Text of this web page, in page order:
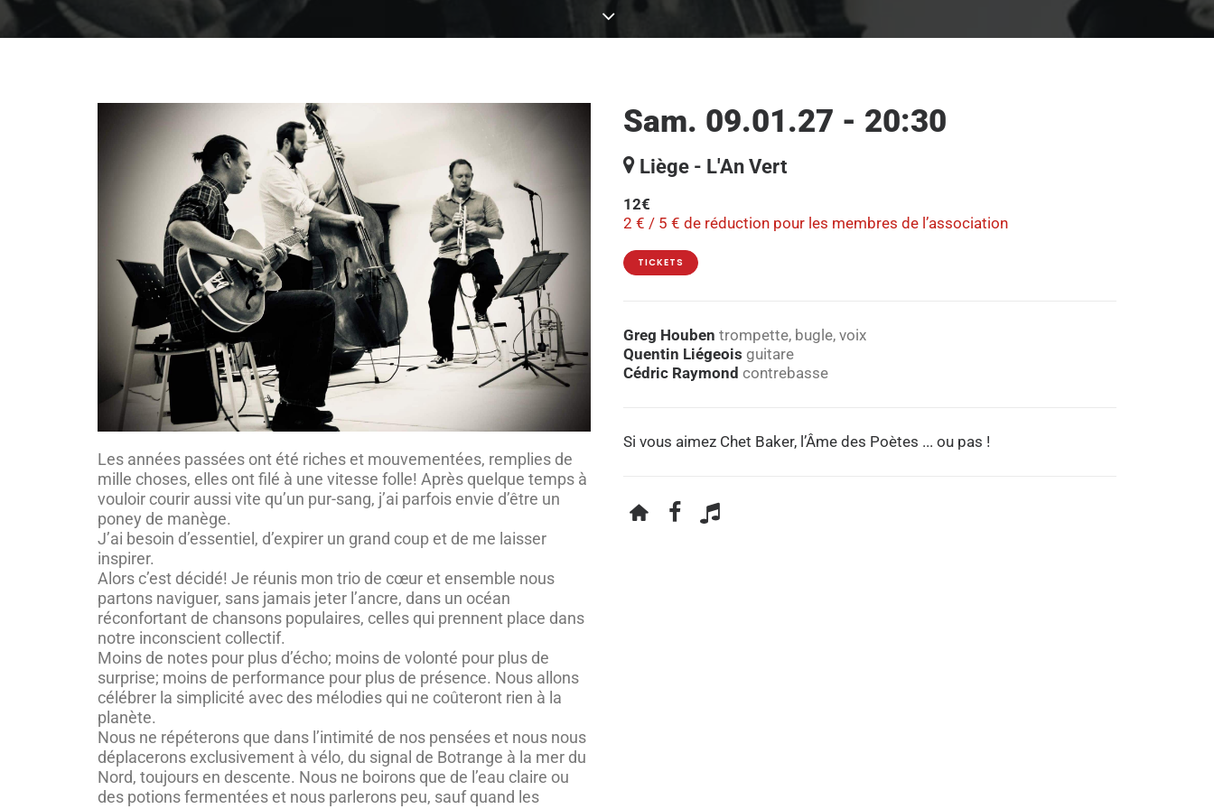
Les années passées ont été riches et mouvementées, remplies de
mille choses, elles ont filé à une vitesse folle! Après quelque temps à
vouloir courir aussi vite qu’un pur-sang, j’ai parfois envie d’être un
poney de manège.
J’ai besoin d’essentiel, d’expirer un grand coup et de me laisser
inspirer.
Alors c’est décidé! Je réunis mon trio de cœur et ensemble nous
partons naviguer, sans jamais jeter l’ancre, dans un océan
réconfortant de chansons populaires, celles qui prennent place dans
notre inconscient collectif.
Moins de notes pour plus d’écho; moins de volonté pour plus de
surprise; moins de performance pour plus de présence. Nous allons
célébrer la simplicité avec des mélodies qui ne coûteront rien à la
planète.
Nous ne répéterons que dans l’intimité de nos pensées et nous nous
déplacerons exclusivement à vélo, du signal de Botrange à la mer du
Nord, toujours en descente. Nous ne boirons que de l’eau claire ou
des potions fermentées et nous parlerons peu, sauf quand les
Sam. 09.01.27 - 20:30
Liège - L'An Vert
12€
2 € / 5 € de réduction pour les membres de l’association
TICKETS
Greg Houben trompette, bugle, voix
Quentin Liégeois guitare
Cédric Raymond contrebasse
Si vous aimez Chet Baker, l’Âme des Poètes ... ou pas !